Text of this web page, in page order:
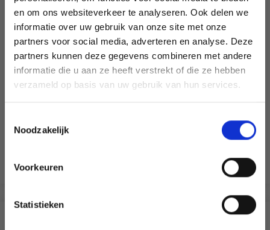
en om ons websiteverkeer te analyseren. Ook delen we
informatie over uw gebruik van onze site met onze
partners voor social media, adverteren en analyse. Deze
partners kunnen deze gegevens combineren met andere
informatie die u aan ze heeft verstrekt of die ze hebben
verzameld op basis van uw gebruik van hun services.
Noodzakelijk
Voorkeuren
Statistieken
100% Coton
Voir toutes les options
Économisez jusqu'à 50 %
Soyez le premier à connaître nos soldes et